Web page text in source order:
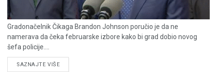
Gradonačelnik Čikaga Brandon Johnson poručio je da ne
namerava da čeka februarske izbore kako bi grad dobio novog
šefa policije....
SAZNAJTE VIŠEDETAILS